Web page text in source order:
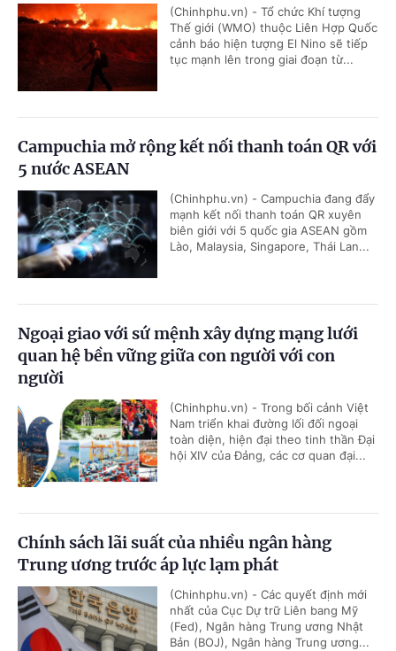
(Chinhphu.vn) - Tổ chức Khí tượng
Thế giới (WMO) thuộc Liên Hợp Quốc
cảnh báo hiện tượng El Nino sẽ tiếp
tục mạnh lên trong giai đoạn từ...
Campuchia mở rộng kết nối thanh toán QR với
5 nước ASEAN
(Chinhphu.vn) - Campuchia đang đẩy
mạnh kết nối thanh toán QR xuyên
biên giới với 5 quốc gia ASEAN gồm
Lào, Malaysia, Singapore, Thái Lan...
Ngoại giao với sứ mệnh xây dựng mạng lưới
quan hệ bền vững giữa con người với con
người
(Chinhphu.vn) - Trong bối cảnh Việt
Nam triển khai đường lối đối ngoại
toàn diện, hiện đại theo tinh thần Đại
hội XIV của Đảng, các cơ quan đại...
Chính sách lãi suất của nhiều ngân hàng
Trung ương trước áp lực lạm phát
(Chinhphu.vn) - Các quyết định mới
nhất của Cục Dự trữ Liên bang Mỹ
(Fed), Ngân hàng Trung ương Nhật
Bản (BOJ), Ngân hàng Trung ương...